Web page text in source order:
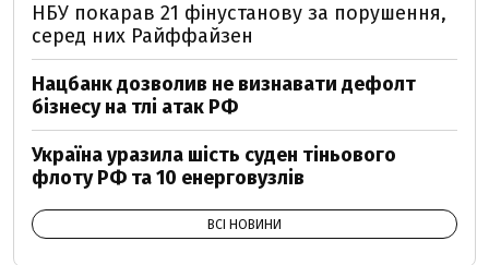
НБУ покарав 21 фінустанову за порушення,
серед них Райффайзен
Нацбанк дозволив не визнавати дефолт
бізнесу на тлі атак РФ
Україна уразила шість суден тіньового
флоту РФ та 10 енерговузлів
ВСІ НОВИНИ